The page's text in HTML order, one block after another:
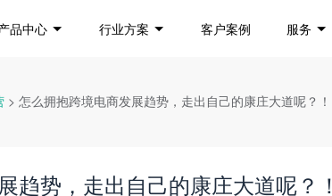
品中心 行业方案 客户案例 服务
> 怎么拥抱跨境电商发展趋势，走出自己的康庄大道呢？！
趋势，走出自己的康庄大道呢？！